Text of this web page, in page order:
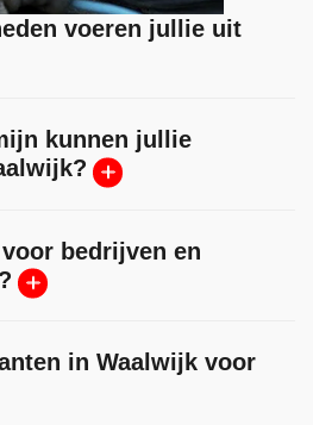
voeren jullie uit
kunnen jullie
bedrijven en
in Waalwijk voor